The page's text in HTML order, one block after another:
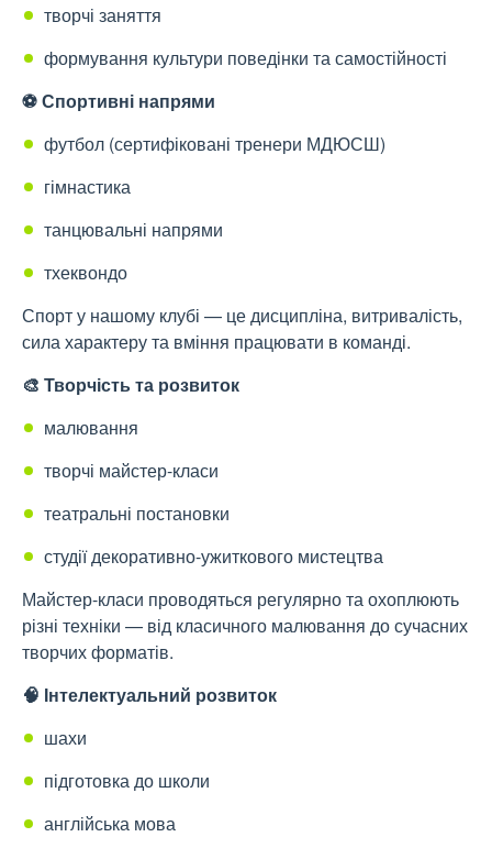
творчі заняття
формування культури поведінки та самостійності
⚽ Спортивні напрями
футбол (сертифіковані тренери МДЮСШ)
гімнастика
танцювальні напрями
тхеквондо
Спорт у нашому клубі — це дисципліна, витривалість,
сила характеру та вміння працювати в команді.
🎨 Творчість та розвиток
малювання
творчі майстер-класи
театральні постановки
студії декоративно-ужиткового мистецтва
Майстер-класи проводяться регулярно та охоплюють
різні техніки — від класичного малювання до сучасних
творчих форматів.
🧠 Інтелектуальний розвиток
шахи
підготовка до школи
англійська мова